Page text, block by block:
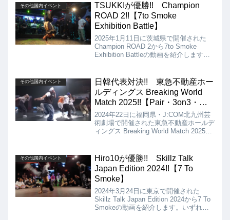
その他国内イベント
TSUKKIが優勝!! Champion
ROAD 2!!【7to Smoke
Exhibition Battle】
2025年1月11日に茨城県で開催された
Champion ROAD 2から7to Smoke
Exhibition Battleの動画を紹介します。
ップレベルの実力を見せつけたTSUKKI
の優勝となりました!!
その他国内イベント
日韓代表対決!! 東急不動産ホー
ルディングス Breaking World
Match 2025!!【Pair・3on3・
Crew】
2024年22日に福岡県・J:COM北九州芸
術劇場で開催された東急不動産ホールデ
ィングス Breaking World Match 2025か
て日本の勝利という喜ばしい結果に終わ
りました!!
その他国内イベント
Hiro10が優勝!! Skillz Talk
Japan Edition 2024!!【7 To
Smoke】
2024年3月24日に東京で開催された
Skillz Talk Japan Edition 2024から7 To
Smokeの動画を紹介します。いずれも